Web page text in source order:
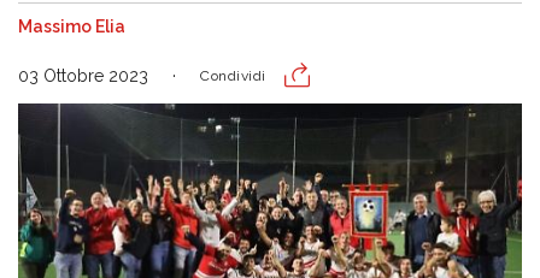
Massimo Elia
03 Ottobre 2023 Condividi